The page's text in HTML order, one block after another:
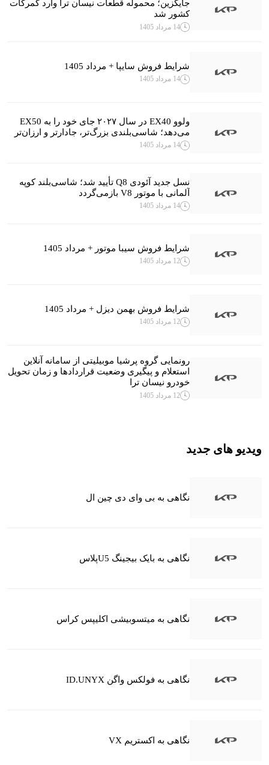
جایگزین؛ محموله قطعات نیسان ترا وارد گمرکات
کشور شد
14 مرداد 1405
شرایط فروش سایپا + مرداد 1405
14 مرداد 1405
ولوو EX40 در سال ۲۰۲۷ جای خود را به EX50
می‌دهد؛ شاسی‌بلندی بزرگ‌تر، جادارتر و ارزان‌تر
14 مرداد 1405
نسل جدید آئودی Q8 تأیید شد؛ شاسی‌بلند کوپه
آلمانی با موتور V8 بازمی‌گردد
14 مرداد 1405
شرایط فروش سیبا موتور + مرداد 1405
12 مرداد 1405
شرایط فروش بهمن دیزل + مرداد 1405
12 مرداد 1405
رونمایی گروه پرشیا موبیلیتی از سامانه آنلاین
استعلام و پیگیری وضعیت قراردادها و زمان تحویل
خودرو نیسان ترا
12 مرداد 1405
ویدیو های جدید
نگاهی به بی وای دی چین ال
نگاهی به بایک بیجینگ U5پلاس
نگاهی به میتسوبیشی اکلیپس کراس
نگاهی به فولکس واگن ID.UNYX
نگاهی به اکستریم VX